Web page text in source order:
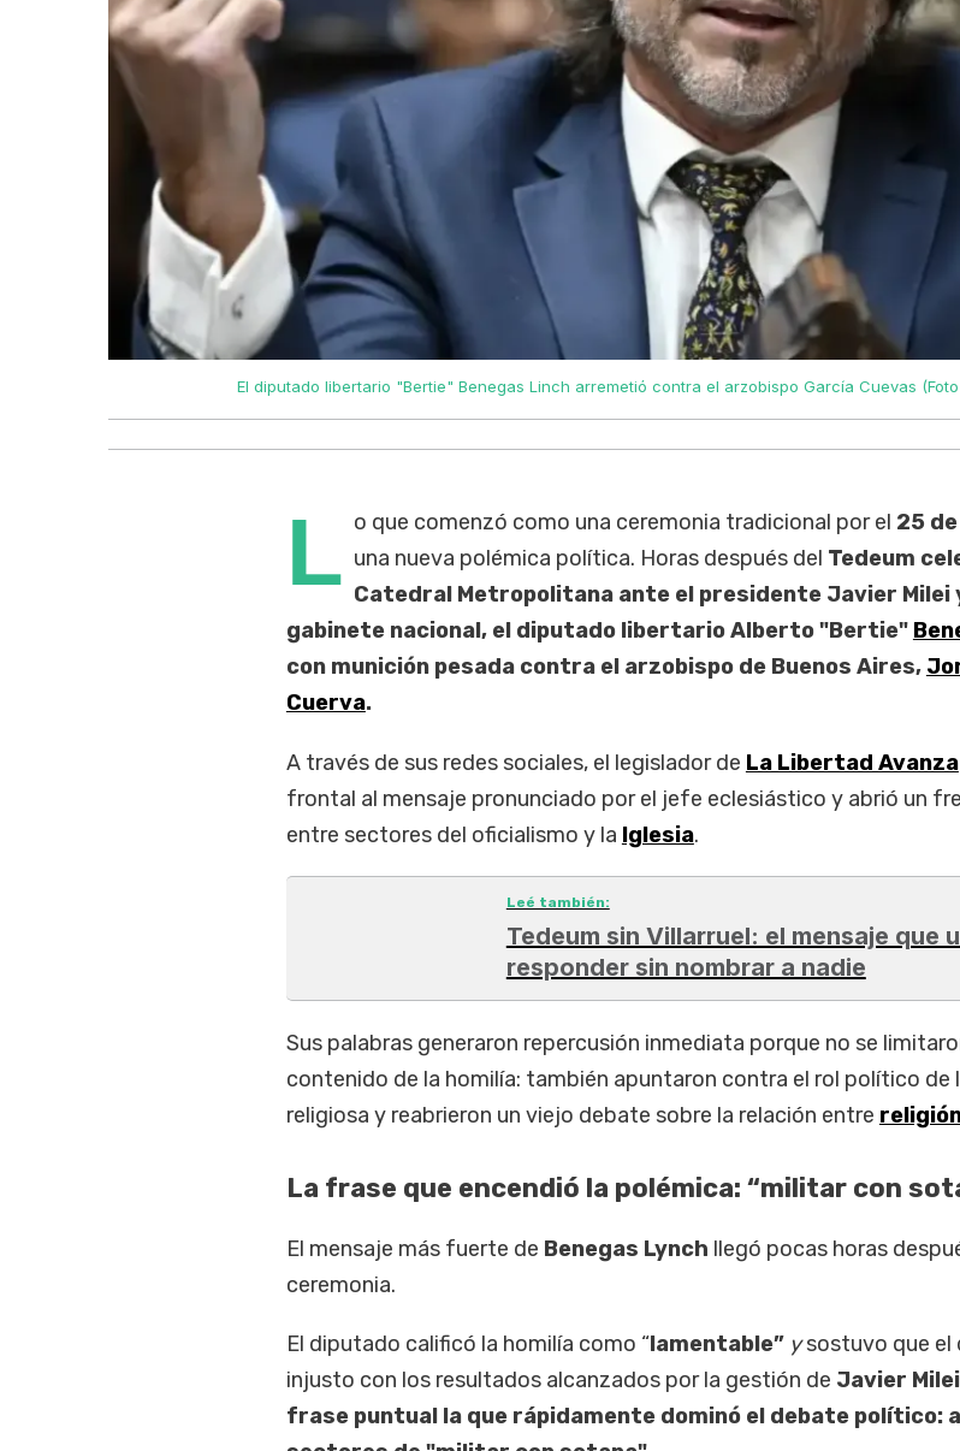
El diputado libertario "Bertie" Benegas Linch arremetió contra el arzobispo García Cuevas
L o que comenzó como una ceremonia tradicional por el 25
una nueva polémica política. Horas después del Tedeum
Catedral Metropolitana ante el presidente Javier Milei
gabinete nacional, el diputado libertario Alberto "Bertie"
con munición pesada contra el arzobispo de Buenos Aires,
Cuerva.
A través de sus redes sociales, el legislador de La Libertad Avanza
frontal al mensaje pronunciado por el jefe eclesiástico y abrió un
entre sectores del oficialismo y la Iglesia.
Leé también:
Tedeum sin Villarruel: el mensaje que
responder sin nombrar a nadie
Sus palabras generaron repercusión inmediata porque no se
contenido de la homilía: también apuntaron contra el rol político de
religiosa y reabrieron un viejo debate sobre la relación entre
La frase que encendió la polémica: “militar con
El mensaje más fuerte de Benegas Lynch llegó pocas horas
ceremonia.
El diputado calificó la homilía como “lamentable”ysostuvo que el
injusto con los resultados alcanzados por la gestión de Javier
frase puntual la que rápidamente dominó el debate político: